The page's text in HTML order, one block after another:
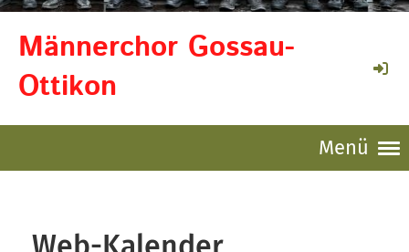
Männerchor Gossau-
Ottikon
Menü